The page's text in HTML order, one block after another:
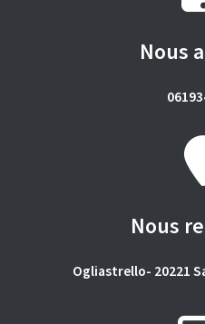
Nous
Nous
Ogliastrello- 20221